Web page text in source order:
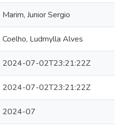
Marim, Junior Sergio
Coelho, Ludmylla Alves
2024-07-02T23:21:22Z
2024-07-02T23:21:22Z
2024-07